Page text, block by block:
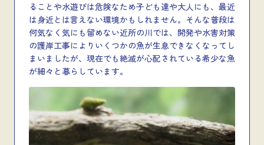
ることや水遊びは危険なため子ども達や大人にも、最近
は身近とは言えない環境かもしれません。そんな普段は
何気なく気にも留めない近所の川では、開発や水害対策
の護岸工事によりいくつかの魚が生息できなくなってし
まいましたが、現在でも絶滅が心配されている希少な魚
が細々と暮らしています。